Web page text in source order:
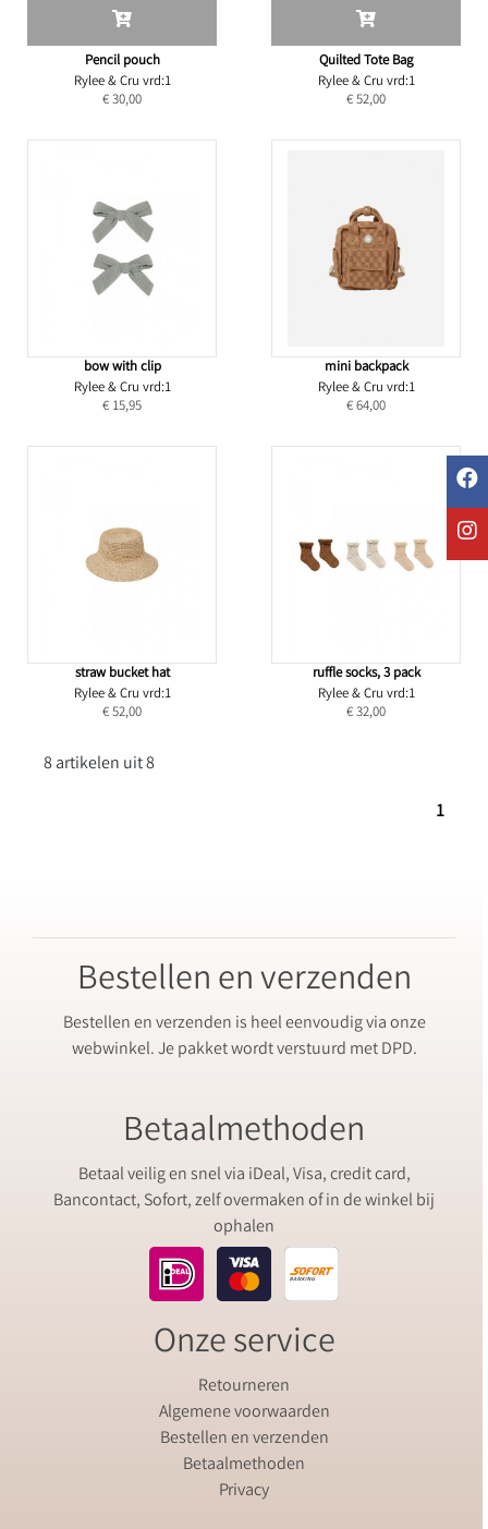
Pencil pouch
Rylee & Cru vrd:1
€ 30,00
Quilted Tote Bag
Rylee & Cru vrd:1
€ 52,00
bow with clip
Rylee & Cru vrd:1
€ 15,95
mini backpack
Rylee & Cru vrd:1
€ 64,00
straw bucket hat
Rylee & Cru vrd:1
€ 52,00
ruffle socks, 3 pack
Rylee & Cru vrd:1
€ 32,00
8 artikelen uit 8
1
Bestellen en verzenden
Bestellen en verzenden is heel eenvoudig via onze
webwinkel. Je pakket wordt verstuurd met DPD.
Betaalmethoden
Betaal veilig en snel via iDeal, Visa, credit card,
Bancontact, Sofort, zelf overmaken of in de winkel bij
ophalen
Onze service
Retourneren
Algemene voorwaarden
Bestellen en verzenden
Betaalmethoden
Privacy